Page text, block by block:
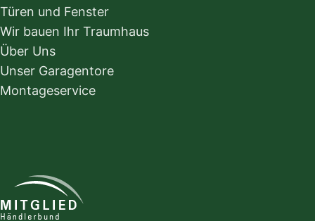
Türen und Fenster
Wir bauen Ihr Traumhaus
Über Uns
Unser Garagentore
Montageservice